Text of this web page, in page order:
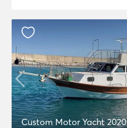
Custom Motor Yacht 2020